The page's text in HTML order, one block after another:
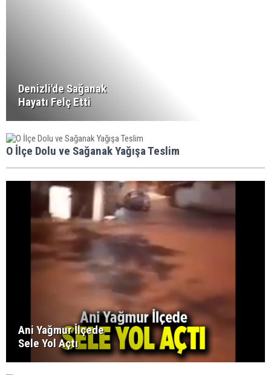
Denizli'de Sağanak
Hayatı Felç Etti
O İlçe Dolu ve Sağanak Yağışa Teslim
Ani Yağmur İlçede
Sele Yol Açtı